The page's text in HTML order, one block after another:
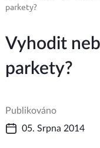
parkety?
Vyhodit
parkety?
Publikováno
05. Srpna 2014